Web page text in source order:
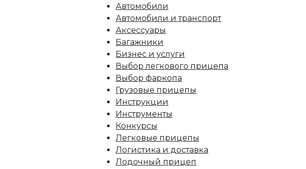
Автомобили
Автомобили и транспорт
Аксессуары
Багажники
Бизнес и услуги
Выбор легкового прицепа
Выбор фаркопа
Грузовые прицепы
Инструкции
Инструменты
Конкурсы
Легковые прицепы
Логистика и доставка
Лодочный прицеп